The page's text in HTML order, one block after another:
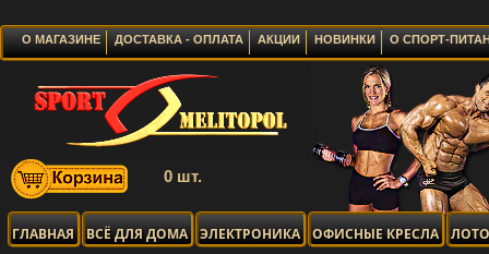
О МАГАЗИНЕ ДОСТАВКА - ОПЛАТА АКЦИИ НОВИНКИ О СПОРТ-
0 шт.
ГЛАВНАЯ ВСЁ ДЛЯ ДОМА ЭЛЕКТРОНИКА ОФИСНЫЕ КРЕСЛА